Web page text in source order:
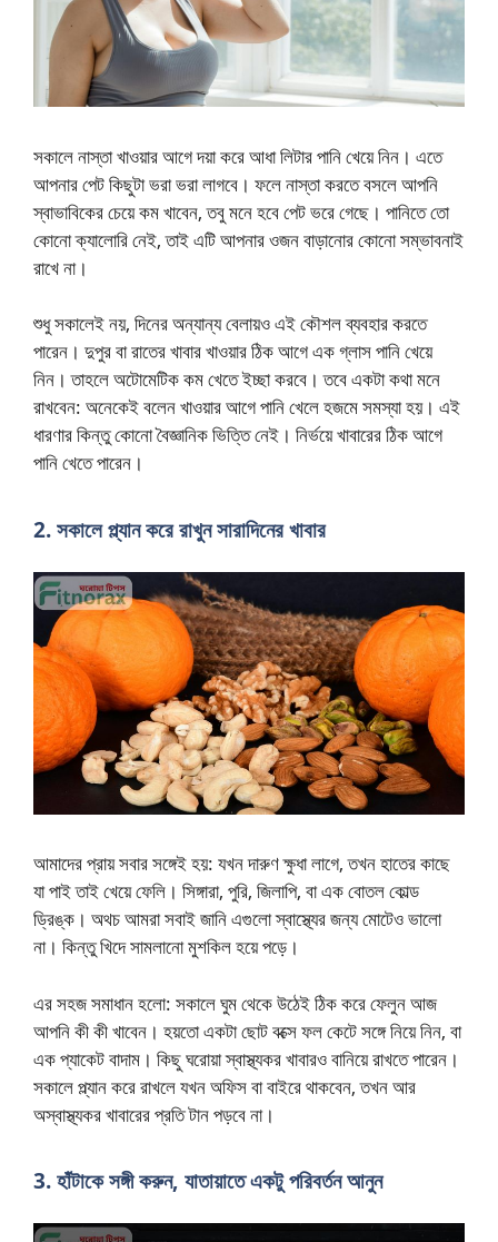
সকালে নাস্তা খাওয়ার আগে দয়া করে আধা লিটার পানি খেয়ে নিন। এতে
আপনার পেট কিছুটা ভরা ভরা লাগবে। ফলে নাস্তা করতে বসলে আপনি
স্বাভাবিকের চেয়ে কম খাবেন, তবু মনে হবে পেট ভরে গেছে। পানিতে তো
কোনো ক্যালোরি নেই, তাই এটি আপনার ওজন বাড়ানোর কোনো সম্ভাবনাই
রাখে না।
শুধু সকালেই নয়, দিনের অন্যান্য বেলায়ও এই কৌশল ব্যবহার করতে
পারেন। দুপুর বা রাতের খাবার খাওয়ার ঠিক আগে এক গ্লাস পানি খেয়ে
নিন। তাহলে অটোমেটিক কম খেতে ইচ্ছা করবে। তবে একটা কথা মনে
রাখবেন: অনেকেই বলেন খাওয়ার আগে পানি খেলে হজমে সমস্যা হয়। এই
ধারণার কিন্তু কোনো বৈজ্ঞানিক ভিত্তি নেই। নির্ভয়ে খাবারের ঠিক আগে
পানি খেতে পারেন।
2. সকালে প্ল্যান করে রাখুন সারাদিনের খাবার
আমাদের প্রায় সবার সঙ্গেই হয়: যখন দারুণ ক্ষুধা লাগে, তখন হাতের কাছে
যা পাই তাই খেয়ে ফেলি। সিঙ্গারা, পুরি, জিলাপি, বা এক বোতল কোল্ড
ড্রিঙ্ক। অথচ আমরা সবাই জানি এগুলো স্বাস্থ্যের জন্য মোটেও ভালো
না। কিন্তু খিদে সামলানো মুশকিল হয়ে পড়ে।
এর সহজ সমাধান হলো: সকালে ঘুম থেকে উঠেই ঠিক করে ফেলুন আজ
আপনি কী কী খাবেন। হয়তো একটা ছোট বক্সে ফল কেটে সঙ্গে নিয়ে নিন, বা
এক প্যাকেট বাদাম। কিছু ঘরোয়া স্বাস্থ্যকর খাবারও বানিয়ে রাখতে পারেন।
সকালে প্ল্যান করে রাখলে যখন অফিস বা বাইরে থাকবেন, তখন আর
অস্বাস্থ্যকর খাবারের প্রতি টান পড়বে না।
3. হাঁটাকে সঙ্গী করুন, যাতায়াতে একটু পরিবর্তন আনুন